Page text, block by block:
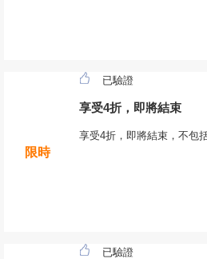
限時
已驗證
享受4折，即將結束
享受4折，即將結束，不包
已驗證